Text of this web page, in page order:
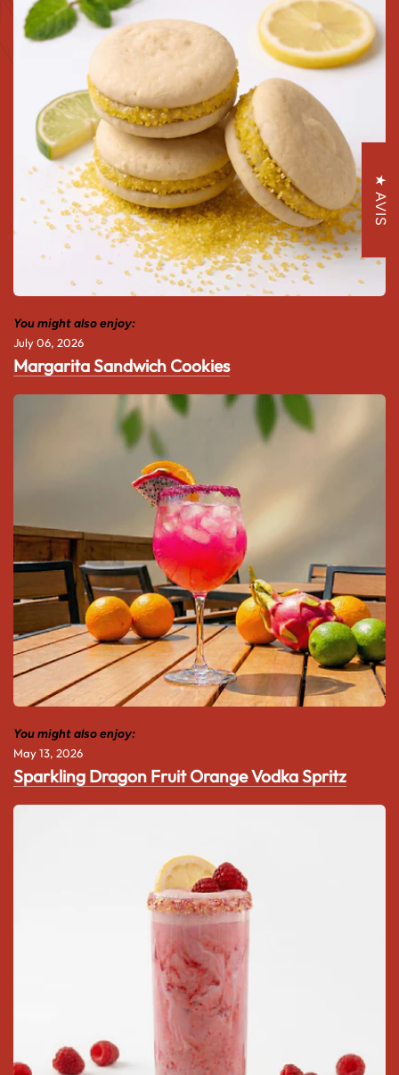
You might also enjoy:
July 06, 2026
Margarita Sandwich Cookies
You might also enjoy:
May 13, 2026
Sparkling Dragon Fruit Orange Vodka Spritz
★ AVIS